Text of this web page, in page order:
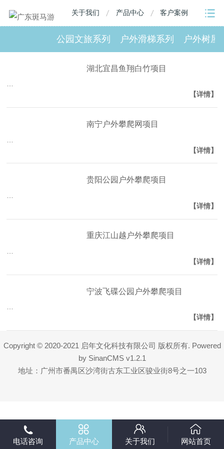
关于我们 产品中心 客户案例
公园文旅系列 户外滑梯系列 户外树屋
湖北宜昌鱼翔白竹项目
…
【详情】
南宁户外攀爬网项目
【详情】
贵阳公园户外攀爬项目
【详情】
重庆江山越户外攀爬项目
【详情】
宁波飞碟公园户外攀爬项目
…
【详情】
Copyright © 2020-2021 启年文化科技有限公司 版权所有. Powered
by SinanCMSv1.2.1
地址：广州市番禺区沙湾街古东工业区骏业街8号之一103
电话咨询 产品中心 关于我们 网站首页